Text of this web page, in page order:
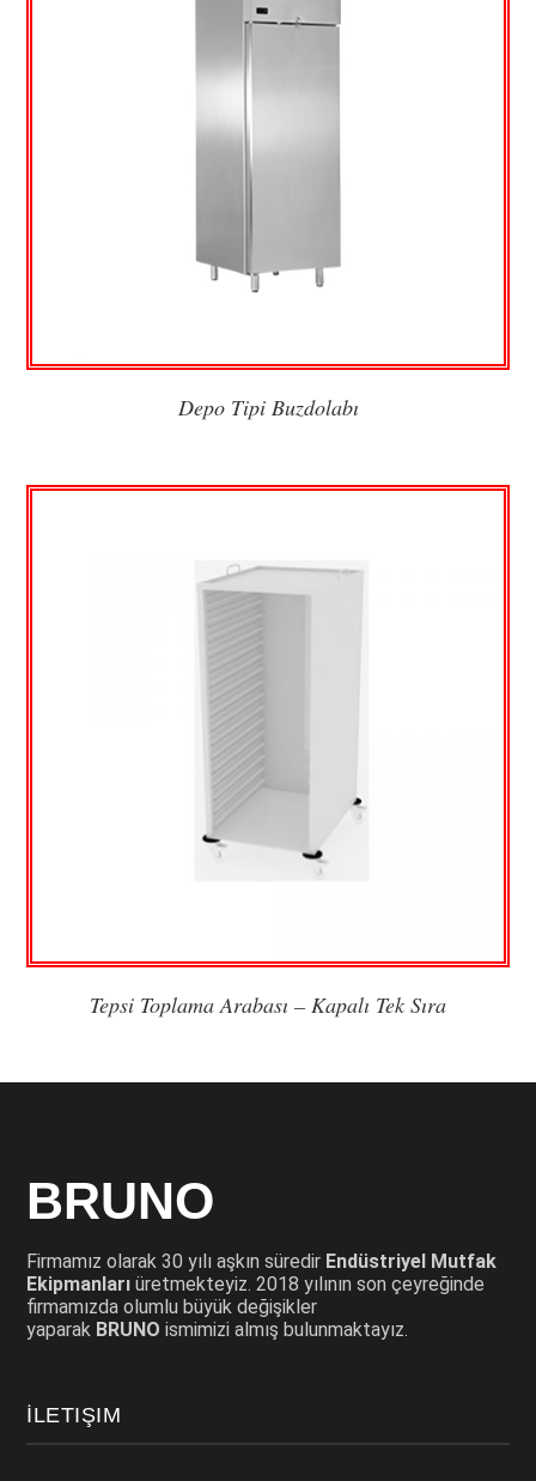
Depo Tipi Buzdolabı
Tepsi Toplama Arabası – Kapalı Tek Sıra
BRUNO
Firmamız olarak 30 yılı aşkın süredir Endüstriyel Mutfak
Ekipmanları üretmekteyiz. 2018 yılının son çeyreğinde
firmamızda olumlu büyük değişikler
yaparak BRUNOismimizi almış bulunmaktayız.
İLETIŞIM